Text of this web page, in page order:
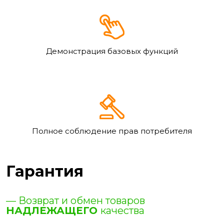
Демонстрация базовых функций
Полное соблюдение прав потребителя
Гарантия
— Возврат и обмен товаров
НАДЛЕЖАЩЕГО качества